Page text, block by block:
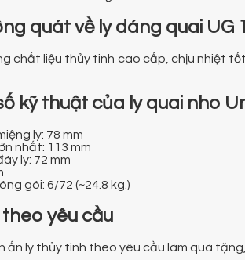
quát về ly dáng quai UG
chất liệu thủy tinh cao cấp, chịu nhiệt
kỹ thuật của ly quai nho
ly: 78 mm
nhất: 113 mm
ly: 72 mm
gói: 6/72 (~24.8 kg.)
theo yêu cầu
ấn ly thủy tinh theo yêu cầu làm quà